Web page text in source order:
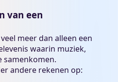
van een
meer dan alleen een
waarin muziek,
andere rekenen op: